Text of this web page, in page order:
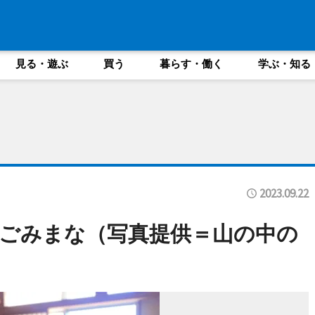
見る・遊ぶ 買う 暮らす・働く 学ぶ・知る
2023.09.22
みまな（写真提供＝山の中の